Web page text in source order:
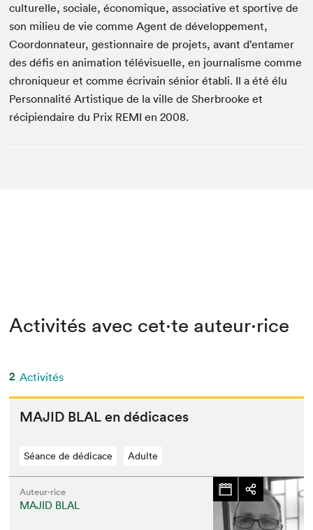
culturelle, sociale, économique, associative et sportive de
son milieu de vie comme Agent de développement,
Coordonnateur, gestionnaire de projets, avant d’entamer
des défis en animation télévisuelle, en journalisme comme
chroniqueur et comme écrivain sénior établi. Il a été élu
Personnalité Artistique de la ville de Sherbrooke et
récipiendaire du Prix REMI en 2008.
Activités avec cet·te auteur·rice
2 Activités
MAJID BLAL en dédicaces
Séance de dédicace Adulte
Auteur·rice
MAJID BLAL